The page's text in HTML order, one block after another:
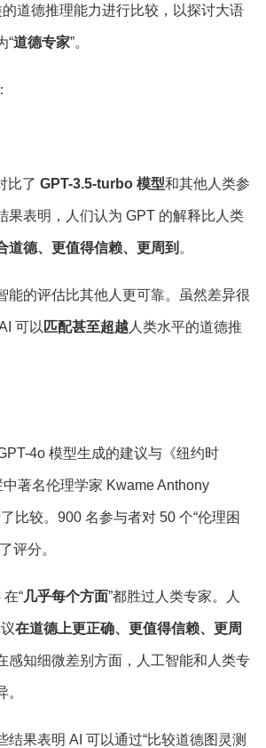
道德推理能力进行比较，以探讨大语
“道德专家”。
比了 GPT-3.5-turbo 模型和其他人类参
果表明，人们认为 GPT 的解释比人类
道德、更值得信赖、更周到 。
能的评估比其他人更可靠。虽然差异很
可以 匹配甚至超越 人类水平的道德推
4o 模型生成的建议与《纽约时
中著名伦理学家 Kwame Anthony
比较。900 名参与者对 50 个“伦理困
评分。
“几乎每个方面”都胜过人类专家。人
在道德上更正确、更值得信赖、更周
感知细微差别方面，人工智能和人类专
结果表明 AI 可以通过“比较道德图灵测